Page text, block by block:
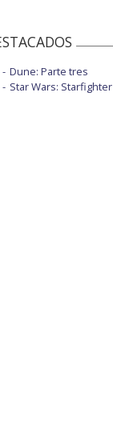
Dune: Parte tres
Star Wars: Starfighter